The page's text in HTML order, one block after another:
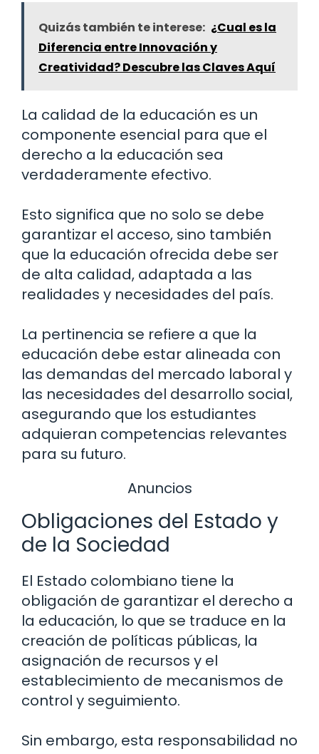
Quizás también te interese: ¿Cual es la
Diferencia entre Innovación y
Creatividad? Descubre las Claves Aquí
La calidad de la educación es un
componente esencial para que el
derecho a la educación sea
verdaderamente efectivo.
Esto significa que no solo se debe
garantizar el acceso, sino también
que la educación ofrecida debe ser
de alta calidad, adaptada a las
realidades y necesidades del país.
La pertinencia se refiere a que la
educación debe estar alineada con
las demandas del mercado laboral y
las necesidades del desarrollo social,
asegurando que los estudiantes
adquieran competencias relevantes
para su futuro.
Anuncios
Obligaciones del Estado y
de la Sociedad
El Estado colombiano tiene la
obligación de garantizar el derecho a
la educación, lo que se traduce en la
creación de políticas públicas, la
asignación de recursos y el
establecimiento de mecanismos de
control y seguimiento.
Sin embargo, esta responsabilidad no